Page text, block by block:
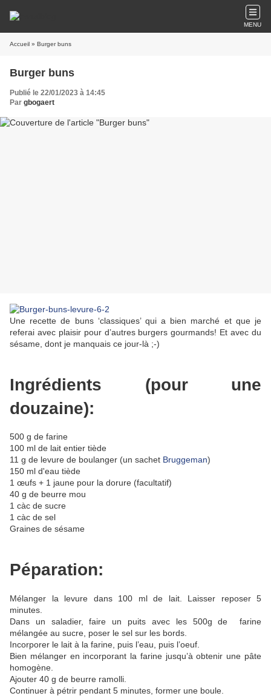
MENU
Accueil » Burger buns
Burger buns
Publié le 22/01/2023 à 14:45
Par gbogaert
Une recette de buns ‘classiques’ qui a bien marché et que je
referai avec plaisir pour d’autres burgers gourmands! Et avec du
sésame, dont je manquais ce jour-là ;-)
Ingrédients (pour une
douzaine):
500 g de farine
100 ml de lait entier tiède
11 g de levure de boulanger (un sachet Bruggeman)
150 ml d'eau tiède
1 œufs + 1 jaune pour la dorure (facultatif)
40 g de beurre mou
1 càc de sucre
1 càc de sel
Graines de sésame
Péparation:
Mélanger la levure dans 100 ml de lait. Laisser reposer 5
minutes.
Dans un saladier, faire un puits avec les 500g de farine
mélangée au sucre, poser le sel sur les bords.
Incorporer le lait à la farine, puis l’eau, puis l’oeuf.
Bien mélanger en incorporant la farine jusqu’à obtenir une pâte
homogène.
Ajouter 40 g de beurre ramolli.
Continuer à pétrir pendant 5 minutes, former une boule.